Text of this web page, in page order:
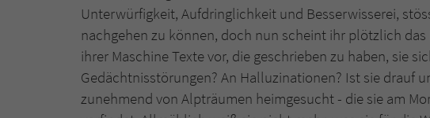
Unterwürfigkeit, Aufdringlichkeit und Besserwisserei,
nachgehen zu können, doch nun scheint ihr plötzlich
ihrer Maschine Texte vor, die geschrieben zu haben, sie
Gedächtnisstörungen? An Halluzinationen? Ist sie drauf
zunehmend von Alpträumen heimgesucht - die sie am
Name
Anbieter
Laufzeit